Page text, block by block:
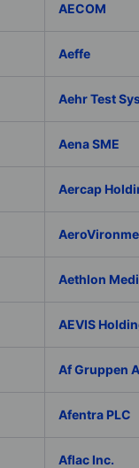
AECOM
Aeffe
Aehr Test
Aena SME
Aercap
Aethlon
AEVIS
Af Gruppen
Afentra PLC
Aflac Inc.